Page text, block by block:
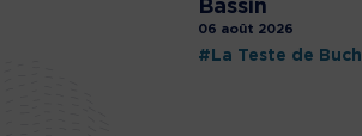
Bassin
06 août 2026
#La Teste de Buch